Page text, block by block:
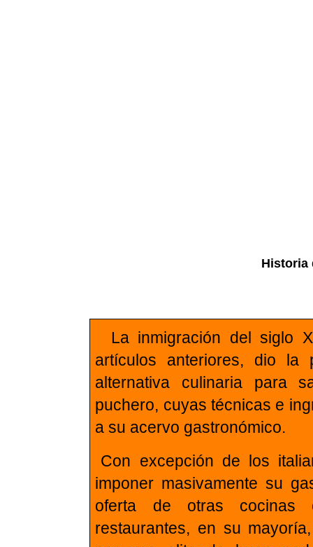
Historia
La inmigración del siglo
artículos anteriores, dio la
alternativa culinaria para
puchero, cuyas técnicas e
a su acervo gastronómico.
Con excepción de los
imponer masivamente su
oferta de otras cocinas
restaurantes, en su